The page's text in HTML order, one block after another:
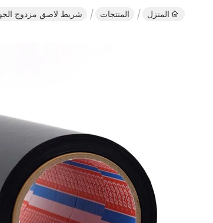
المنزل المنتجات شريط لاصق مزدوج